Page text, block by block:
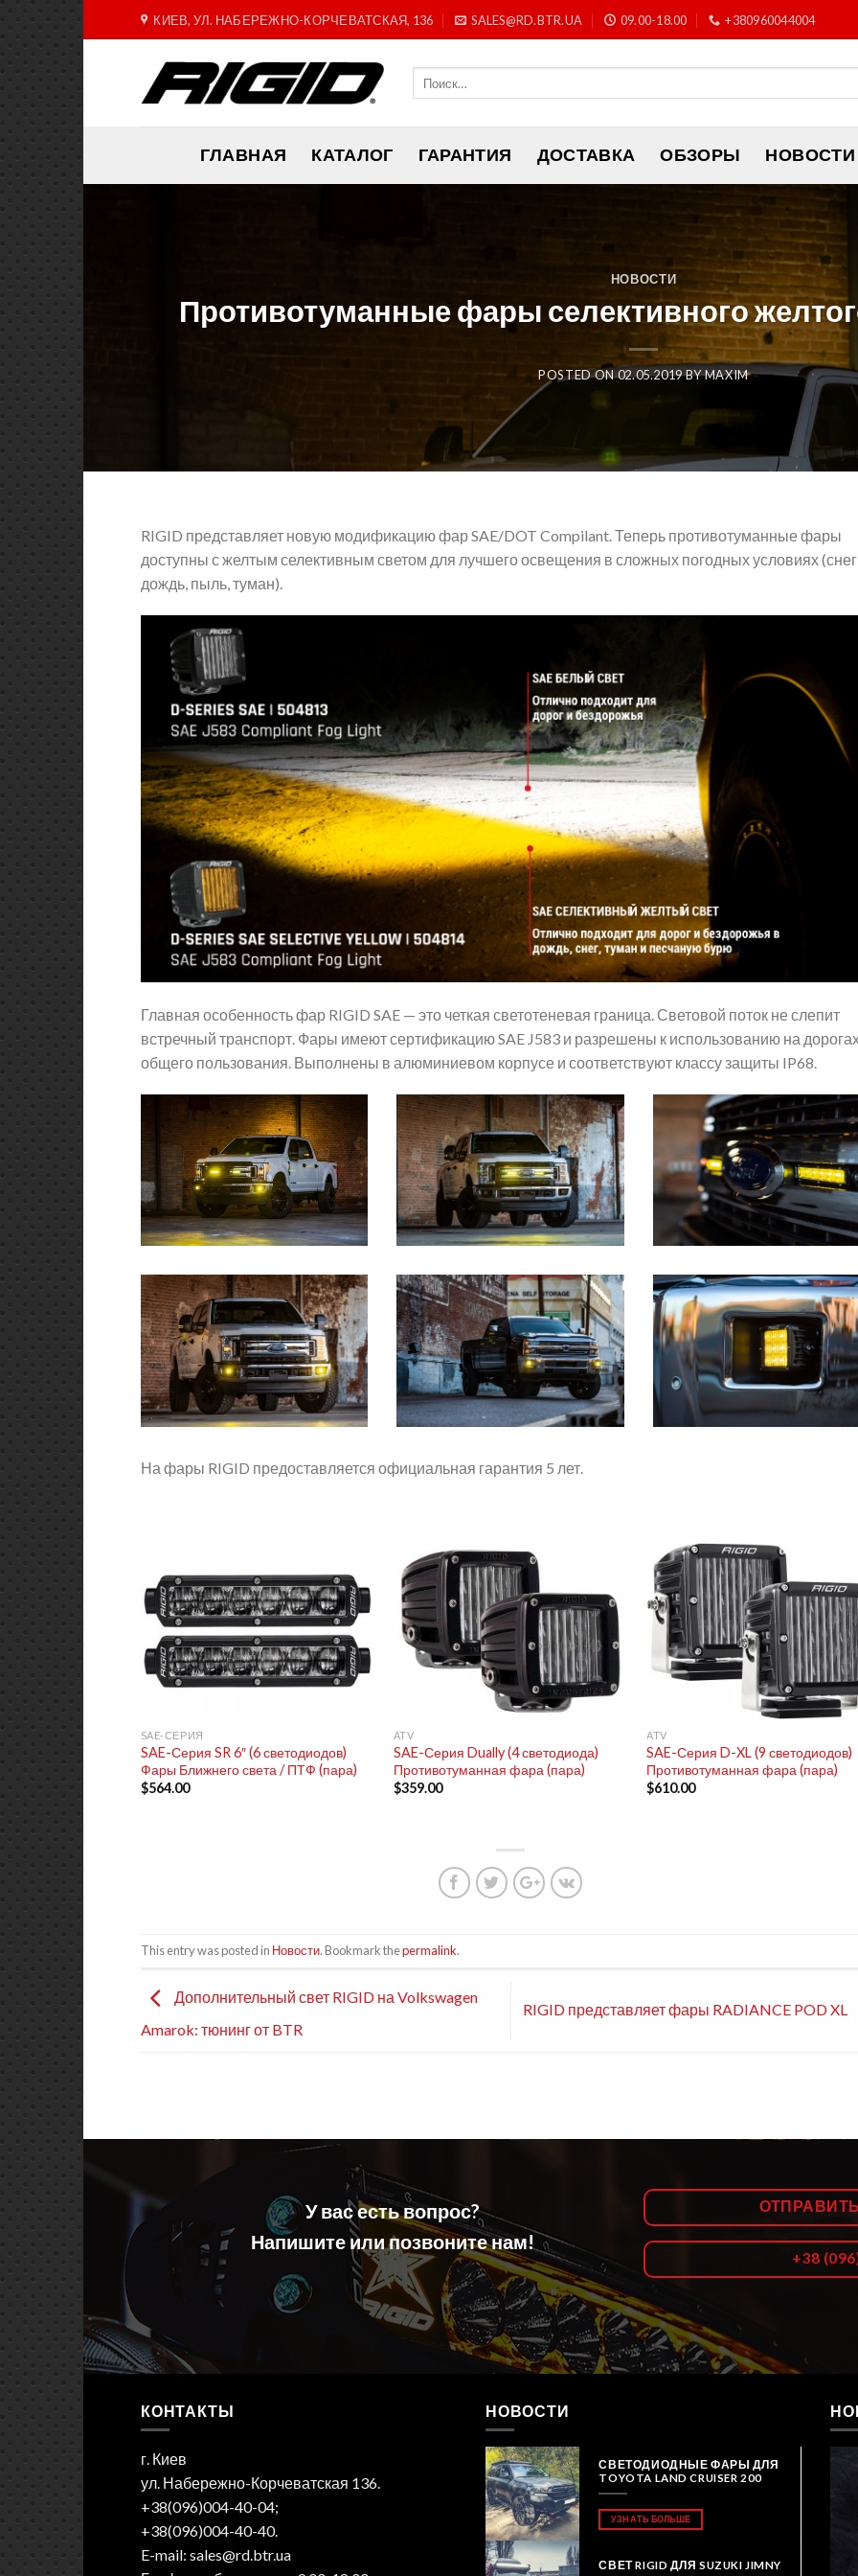
to
КИЕВ, УЛ. НАБЕРЕЖНО-КОРЧЕВАТСКАЯ, 136 SALES@RD.BTR.UA 09.00-18.00 +380960044004
ГЛАВНАЯ КАТАЛОГ ГАРАНТИЯ ДОСТАВКА ОБЗОРЫ НОВОСТИ
НОВОСТИ
Противотуманные фары селективного
POSTED ON02.05.2019BYMAXIM
RIGID представляет новую модификацию фар SAE/DOT Compilant. Теперь противотуманные фары
доступны с желтым селективным светом для лучшего освещения в сложных погодных условиях
дождь, пыль, туман).
Главная особенность фар RIGID SAE — это четкая светотеневая граница. Световой поток не слепит
встречный транспорт. Фары имеют сертификацию SAE J583 и разрешены к использованию на
общего пользования. Выполнены в алюминиевом корпусе и соответствуют классу защиты IP68.
На фары RIGID предоставляется официальная гарантия 5 лет.
SAE-СЕРИЯ
SAE-Серия SR 6″ (6 светодиодов)
Фары Ближнего света / ПТФ (пара)
$564.00
ATV
SAE-Серия Dually (4 светодиода)
Противотуманная фара (пара)
$359.00
ATV
SAE-Серия D-XL (9 светодиодов)
Противотуманная фара (пара)
$610.00
This entry was posted in Новости. Bookmark thepermalink.
Дополнительный свет RIGID на Volkswagen
Amarok: тюнинг от BTR
RIGID представляет фары RADIANCE POD XL
У вас есть вопрос?
Напишите или позвоните нам!
+38
КОНТАКТЫ
г. Киев
ул. Набережно-Корчеватская 136.
+38(096)004-40-04;
+38(096)004-40-40.
E-mail: sales@rd.btr.ua
НОВОСТИ
СВЕТОДИОДНЫЕ ФАРЫ ДЛЯ
TOYOTA LAND CRUISER 200
УЗНАТЬ БОЛЬШЕ
СВЕТ RIGID ДЛЯ SUZUKI JIMNY